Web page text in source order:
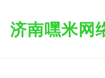
济南嘿米网